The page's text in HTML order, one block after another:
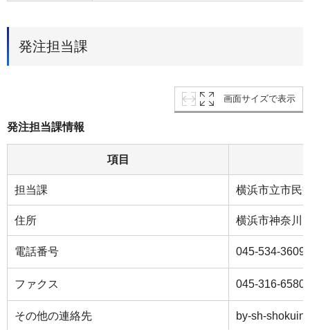
発注担当課
画面サイズで表示
発注担当課情報
項目
担当課 横浜市立市民
住所 横浜市神奈川
電話番号 045-534-3609
ファクス 045-316-6580
その他の連絡先 by-sh-